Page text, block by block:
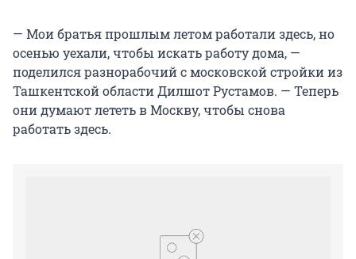
— Мои братья прошлым летом работали здесь, но
осенью уехали, чтобы искать работу дома, —
поделился разнорабочий с московской стройки из
Ташкентской области Дилшот Рустамов. — Теперь
они думают лететь в Москву, чтобы снова
работать здесь.